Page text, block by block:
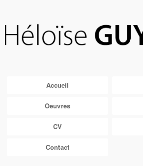
Accueil
Oeuvres
CV
Contact